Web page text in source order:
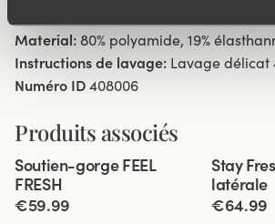
Material: 80% polyamide, 19%
Instructions de lavage: Lavage délicat
Numéro ID 408006
Produits associés
Viewing image 1 of 6
Bretelles rembourrées
Soutien-gorge FEEL
FRESH
€59.99
Viewing
Dos
Stay
latérale
€64.99